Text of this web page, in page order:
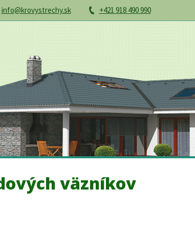
+421 918 490 990
info@krovystrechy.sk
väzníkov